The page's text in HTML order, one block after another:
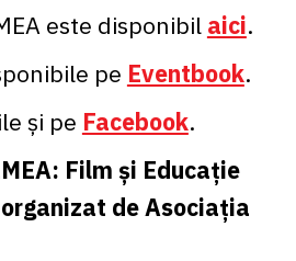
este disponibil aici.
pe Eventbook.
și pe Facebook.
Film și Educație
de Asociația